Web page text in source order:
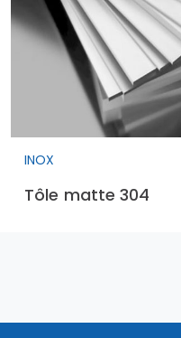
INOX
Tôle matte 304